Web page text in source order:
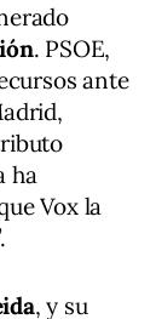
. PSOE,
ante
ha
Vox la
, y su